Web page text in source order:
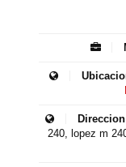
240, lopez m